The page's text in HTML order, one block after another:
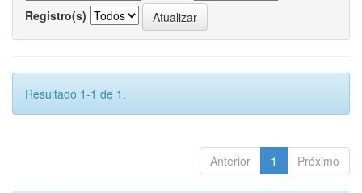
Registro(s)
Resultado 1-1 de 1.
Anterior 1 Próximo